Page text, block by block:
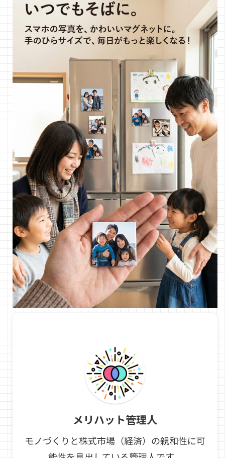
メリハット管理人
モノづくりと株式市場（経済）の親和性に可